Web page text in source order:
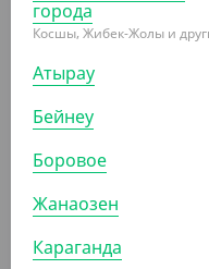
3 815
(76.30₸
Салатник OneClick,
УП (50) КОР (450)
АРТ. 33092
города
Косшы, Жибек-Жолы и
Атырау
Бейнеу
Боровое
Жанаозен
Караганда